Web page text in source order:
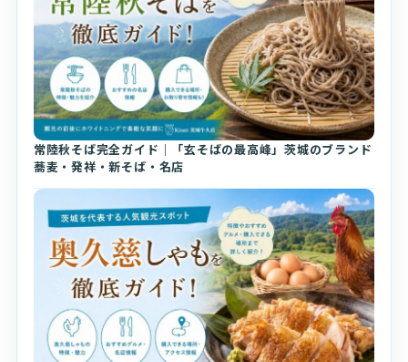
常陸秋そば完全ガイド｜「玄そばの最高峰」茨城のブランド
蕎麦・発祥・新そば・名店